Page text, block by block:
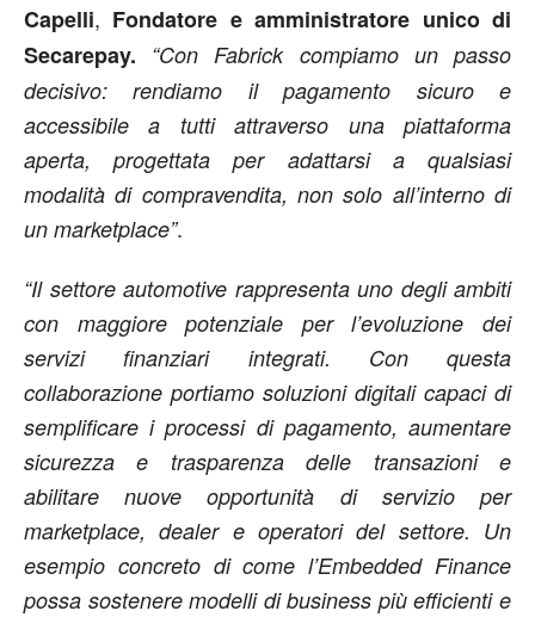
Capelli, Fondatore e amministratore unico di
Secarepay. “Con Fabrick compiamo un passo
decisivo: rendiamo il pagamento sicuro e
accessibile a tutti attraverso una piattaforma
aperta, progettata per adattarsi a qualsiasi
modalità di compravendita, non solo all’interno di
un marketplace”.
“Il settore automotive rappresenta uno degli ambiti
con maggiore potenziale per l’evoluzione dei
servizi finanziari integrati. Con questa
collaborazione portiamo soluzioni digitali capaci di
semplificare i processi di pagamento, aumentare
sicurezza e trasparenza delle transazioni e
abilitare nuove opportunità di servizio per
marketplace, dealer e operatori del settore. Un
esempio concreto di come l’Embedded Finance
possa sostenere modelli di business più efficienti e